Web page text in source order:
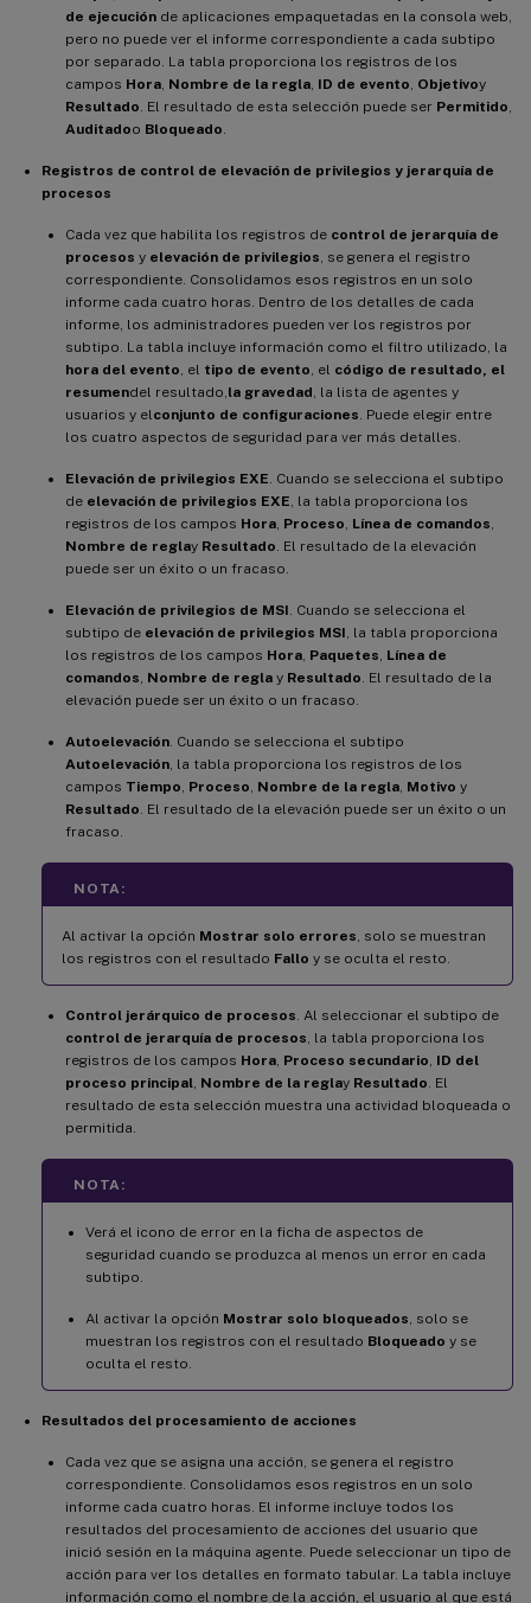
de ejecución de aplicaciones empaquetadas en la consola web,
pero no puede ver el informe correspondiente a cada subtipo
por separado. La tabla proporciona los registros de los
campos Hora Nombre de la regla ID de evento Objetivoy
Resultado . El resultado de esta selección puede ser Permitido
Auditadoo Bloqueado
Registros de control de elevación de privilegios y jerarquía de
procesos
Cada vez que habilita los registros de control de jerarquía de
procesos y elevación de privilegios , se genera el registro
correspondiente. Consolidamos esos registros en un solo
informe cada cuatro horas. Dentro de los detalles de cada
informe, los administradores pueden ver los registros por
subtipo. La tabla incluye información como el filtro utilizado, la
hora del evento , el tipo de evento , el código de resultado , el
resumendel resultado, la gravedad , la lista de agentes y
usuarios y el conjunto de configuraciones . Puede elegir entre
los cuatro aspectos de seguridad para ver más detalles.
Elevación de privilegios EXE . Cuando se selecciona el subtipo
de elevación de privilegios EXE , la tabla proporciona los
registros de los campos Hora Proceso Línea de comandos
Nombre de reglay Resultado . El resultado de la elevación
puede ser un éxito o un fracaso.
Elevación de privilegios de MSI . Cuando se selecciona el
subtipo de elevación de privilegios MSI , la tabla proporciona
los registros de los campos Hora Paquetes Línea de
comandos Nombre de regla y Resultado . El resultado de la
elevación puede ser un éxito o un fracaso.
Autoelevación . Cuando se selecciona el subtipo
Autoelevación , la tabla proporciona los registros de los
campos Tiempo Proceso Nombre de la regla Motivo y
Resultado . El resultado de la elevación puede ser un éxito o un
fracaso.
NOTA:
Al activar la opción Mostrar solo errores , solo se muestran
los registros con el resultado Fallo y se oculta el resto.
Control jerárquico de procesos . Al seleccionar el subtipo de
control de jerarquía de procesos , la tabla proporciona los
registros de los campos Hora Proceso secundario ID del
proceso principal Nombre de la reglay Resultado . El
resultado de esta selección muestra una actividad bloqueada o
permitida.
NOTA:
Verá el icono de error en la ficha de aspectos de
seguridad cuando se produzca al menos un error en cada
subtipo.
Al activar la opción Mostrar solo bloqueados , solo se
muestran los registros con el resultado Bloqueado y se
oculta el resto.
Resultados del procesamiento de acciones
Cada vez que se asigna una acción, se genera el registro
correspondiente. Consolidamos esos registros en un solo
informe cada cuatro horas. El informe incluye todos los
resultados del procesamiento de acciones del usuario que
inició sesión en la máquina agente. Puede seleccionar un tipo de
acción para ver los detalles en formato tabular. La tabla incluye
información como el nombre de la acción, el usuario al que está